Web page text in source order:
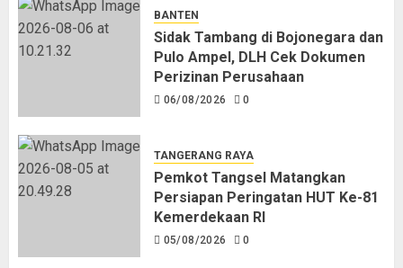
BANTEN
Sidak Tambang di Bojonegara dan
Pulo Ampel, DLH Cek Dokumen
Perizinan Perusahaan
06/08/2026 0
TANGERANG RAYA
Pemkot Tangsel Matangkan
Persiapan Peringatan HUT Ke-81
Kemerdekaan RI
05/08/2026 0